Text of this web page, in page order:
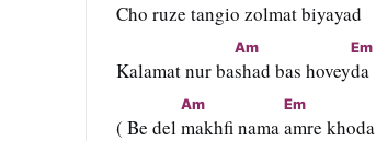
Cho ruze tangio zolmat biyayad
Kalamat nur ba
Am
shad bas hovey
Em
da
( Be del
Am
makhfi nama
Em
amre khoda